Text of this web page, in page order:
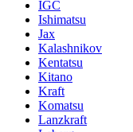
IGC
Ishimatsu
Jax
Kalashnikov
Kentatsu
Kitano
Kraft
Komatsu
Lanzkraft